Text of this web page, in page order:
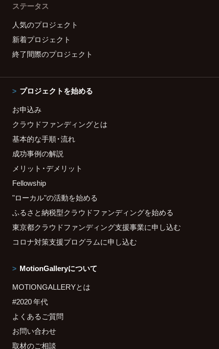
ステータス
人気のプロジェクト
新着プロジェクト
終了間際のプロジェクト
プロジェクトを始める
お申込み
クラウドファンディングとは
基本的な手順・流れ
成功事例の解説
メリット・デメリット
Fellowship
"ローカル"の活動を始める
ふるさと納税型クラウドファンディングを始める
東京都クラウドファンディング支援事業に申し込む
コロナ対策支援プログラムに申し込む
MotionGalleryについて
MOTIONGALLERYとは
#2020 年代
よくあるご質問
お問い合わせ
取材のご相談